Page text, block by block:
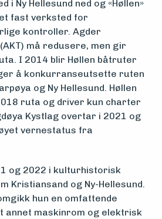
i Ny Hellesund ned og «Høllen»
fast verksted for
kontroller. Agder
må redusere, men gir
I 2014 blir Høllen båtruter
å konkurranseutsette ruten
og Ny Hellesund. Høllen
ruta og driver kun charter
Kystlag overtar i 2021 og
vernestatus fra
og 2022 i kulturhistorisk
Kristiansand og Ny-Hellesund.
hun en omfattende
annet maskinrom og elektrisk